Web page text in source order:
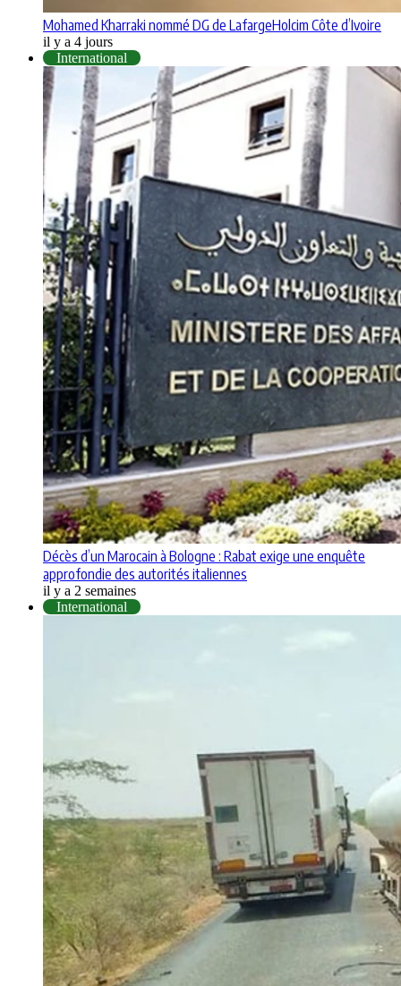
Mohamed Kharraki nommé DG de LafargeHolcim Côte d’Ivoire
il y a 4 jours
International
Décès d’un Marocain à Bologne : Rabat exige une enquête
approfondie des autorités italiennes
il y a 2 semaines
International